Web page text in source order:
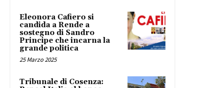
Eleonora Cafiero si
candida a Rende a
sostegno di Sandro
Principe che incarna la
grande politica
25 Marzo 2025
Tribunale di Cosenza: